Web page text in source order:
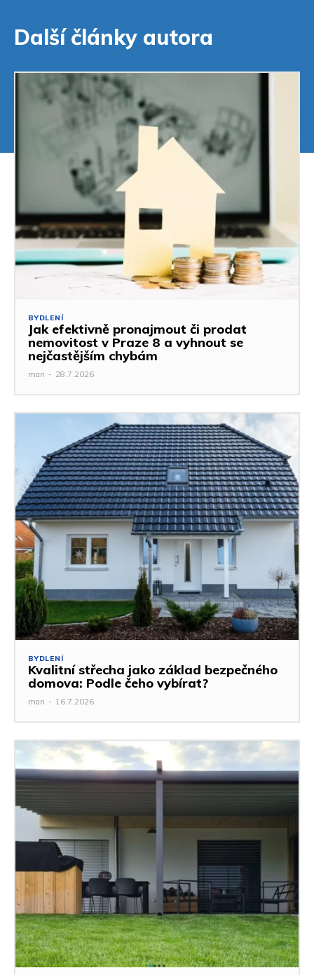
Další články autora
BYDLENÍ
Jak efektivně pronajmout či prodat
nemovitost v Praze 8 a vyhnout se
nejčastějším chybám
man - 28.7.2026
BYDLENÍ
Kvalitní střecha jako základ bezpečného
domova: Podle čeho vybírat?
man - 16.7.2026